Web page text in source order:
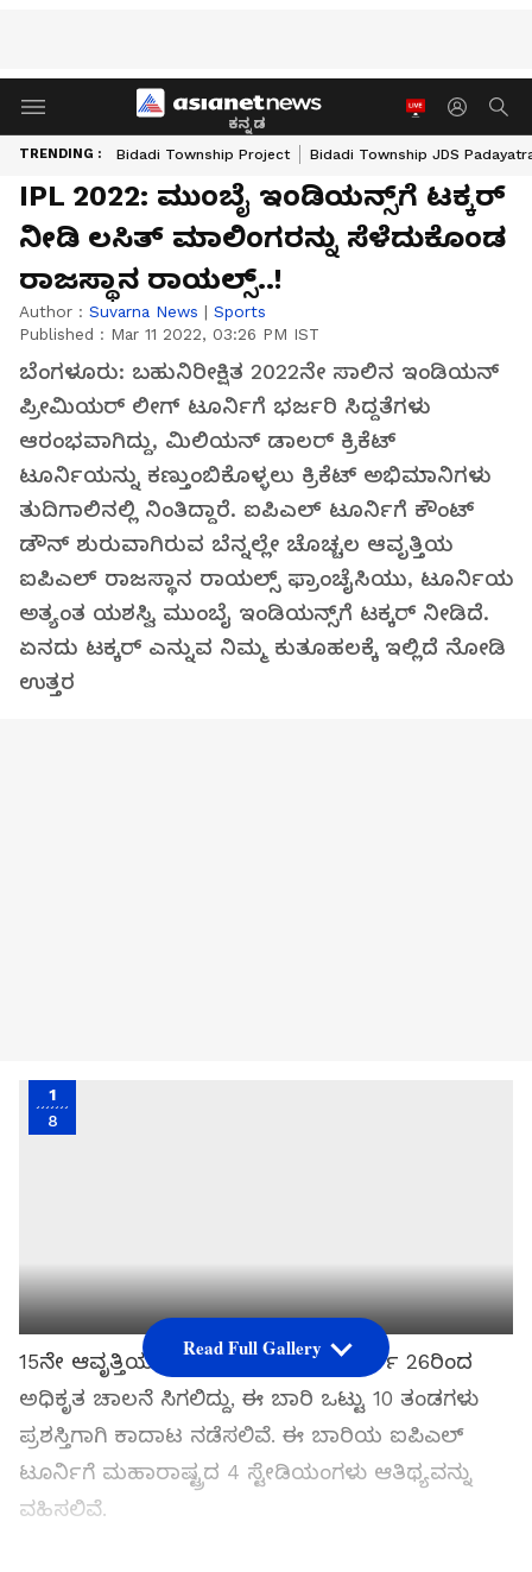
ಕನ್ನಡ
TRENDING : Bidadi Township Project Bidadi Township JDS
IPL 2022: ಮುಂಬೈ ಇಂಡಿಯನ್ಸ್‌ಗೆ ಟಕ್ಕರ್
ನೀಡಿ ಲಸಿತ್ ಮಾಲಿಂಗರನ್ನು ಸೆಳೆದುಕೊಂಡ
ರಾಜಸ್ಥಾನ ರಾಯಲ್ಸ್..!
Author : Suvarna News | Sports
Published : Mar 11 2022, 03:26 PM IST
ಬೆಂಗಳೂರು: ಬಹುನಿರೀಕ್ಷಿತ 2022ನೇ ಸಾಲಿನ ಇಂಡಿಯನ್
ಪ್ರೀಮಿಯರ್ ಲೀಗ್ ಟೂರ್ನಿಗೆ ಭರ್ಜರಿ ಸಿದ್ದತೆಗಳು
ಆರಂಭವಾಗಿದ್ದು, ಮಿಲಿಯನ್ ಡಾಲರ್ ಕ್ರಿಕೆಟ್
ಟೂರ್ನಿಯನ್ನು ಕಣ್ತುಂಬಿಕೊಳ್ಳಲು ಕ್ರಿಕೆಟ್ ಅಭಿಮಾನಿಗಳು
ತುದಿಗಾಲಿನಲ್ಲಿ ನಿಂತಿದ್ದಾರೆ. ಐಪಿಎಲ್ ಟೂರ್ನಿಗೆ ಕೌಂಟ್
ಡೌನ್ ಶುರುವಾಗಿರುವ ಬೆನ್ನಲ್ಲೇ ಚೊಚ್ಚಲ ಆವೃತ್ತಿಯ
ಐಪಿಎಲ್ ರಾಜಸ್ಥಾನ ರಾಯಲ್ಸ್ ಫ್ರಾಂಚೈಸಿಯು, ಟೂರ್ನಿಯ
ಅತ್ಯಂತ ಯಶಸ್ವಿ ಮುಂಬೈ ಇಂಡಿಯನ್ಸ್‌ಗೆ ಟಕ್ಕರ್‌ ನೀಡಿದೆ.
ಏನದು ಟಕ್ಕರ್ ಎನ್ನುವ ನಿಮ್ಮ ಕುತೂಹಲಕ್ಕೆ ಇಲ್ಲಿದೆ ನೋಡಿ
ಉತ್ತರ
1
8
15ನೇ ಆವೃತ್ತಿಯ ಐಪಿಎಲ್‌ ಟೂರ್ನಿಗೆ ಮಾರ್ಚ್ 26ರಿಂದ
ಅಧಿಕೃತ ಚಾಲನೆ ಸಿಗಲಿದ್ದು, ಈ ಬಾರಿ ಒಟ್ಟು 10 ತಂಡಗಳು
ಪ್ರಶಸ್ತಿಗಾಗಿ ಕಾದಾಟ ನಡೆಸಲಿವೆ. ಈ ಬಾರಿಯ ಐಪಿಎಲ್
ಟೂರ್ನಿಗೆ ಮಹಾರಾಷ್ಟ್ರದ 4 ಸ್ಟೇಡಿಯಂಗಳು ಆತಿಥ್ಯವನ್ನು
ವಹಿಸಲಿವೆ.
Read Full Gallery